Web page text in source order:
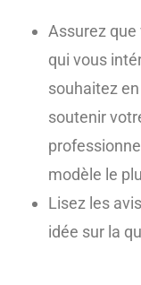
Assurez
qui vous
souhaitez
soutenir
modèle le
Lisez les
idée sur la